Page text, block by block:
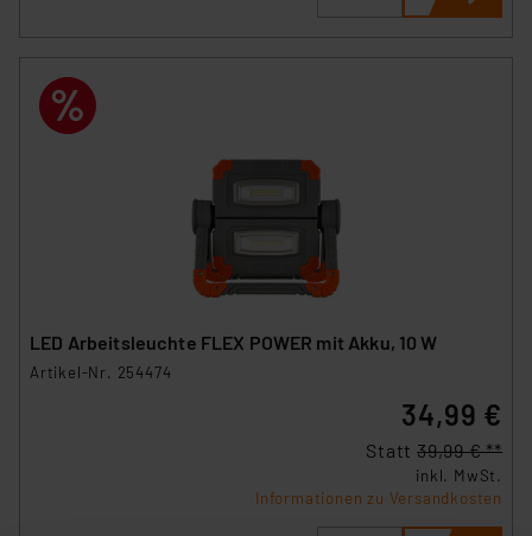
LED Arbeitsleuchte FLEX POWER mit Akku, 10 W
Artikel-Nr. 254474
34,99 €
Statt 39,99 € **
inkl. MwSt.
Informationen zu Versandkosten